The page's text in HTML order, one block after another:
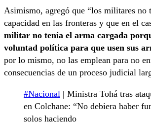
Asimismo, agregó que “los militares no
capacidad en las fronteras y que en el
militar no tenía el arma cargada
voluntad política para que usen sus
por lo mismo, no las emplean para no
consecuencias de un proceso judicial
#Nacional | Ministra Tohá tras
en Colchane: “No debiera haber
solos haciendo